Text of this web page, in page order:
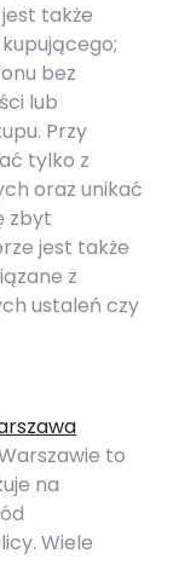
także
bez
lub
Przy
tylko z
oraz unikać
zbyt
jest także
z
ustaleń czy
to
na
Wiele